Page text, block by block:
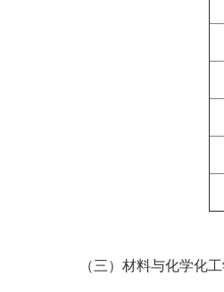
（三）材料与化学化